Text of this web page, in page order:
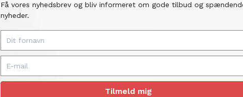
Få vores nyhedsbrev og bliv informeret om gode tilbud og
nyheder.
Tilmeld mig